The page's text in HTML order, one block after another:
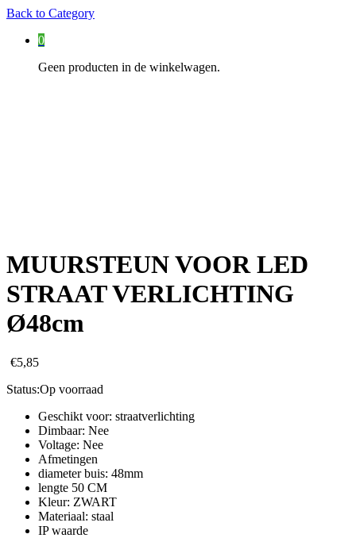
Back to Category
0
Geen producten in de winkelwagen.
MUURSTEUN VOOR LED
STRAAT VERLICHTING
Ø48cm
€5,85
Status:Op voorraad
Geschikt voor: straatverlichting
Dimbaar: Nee
Voltage: Nee
Afmetingen
diameter buis: 48mm
lengte 50 CM
Kleur: ZWART
Materiaal: staal
IP waarde